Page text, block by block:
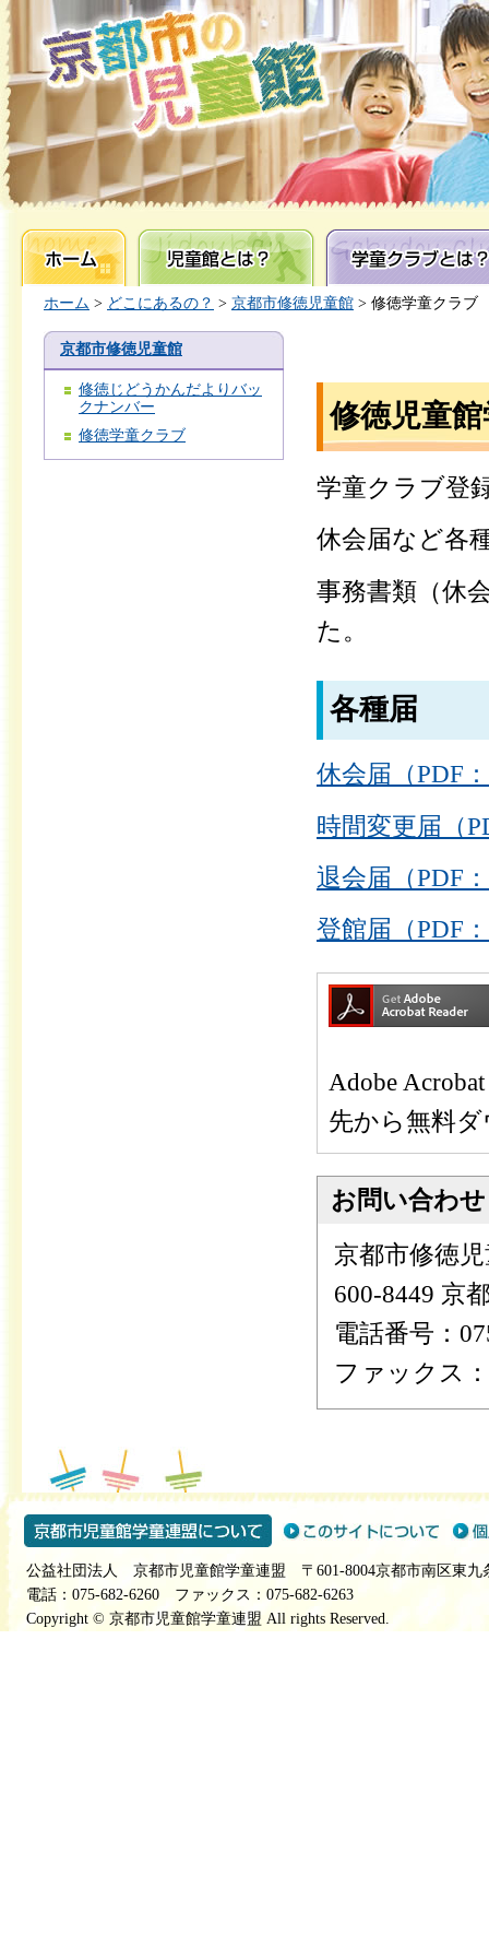
ホーム 児童館とは？ 学童クラブとは？
ホーム > どこにあるの？ > 京都市修徳児童館 > 修徳学童クラブ
京都市修徳児童館
修徳じどうかんだよりバッ
クナンバー
修徳学童クラブ
修徳児童
学童クラブ登
休会届など各
事務書類（休
た。
各種届
休会届（PDF
時間変更届（
退会届（PDF
登館届（PDF
Adobe
先から無料
お問い合わせ
京都市修徳
600-8449 京
電話番号：
ファックス
公益社団法人 京都市児童館学童連盟 〒601-8004京都市南区東九
電話：075-682-6260 ファックス：075-682-6263
Copyright © 京都市児童館学童連盟 All rights Reserved.